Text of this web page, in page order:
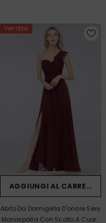
Vendita
AGGIUNGI AL CARRELLO
Abito Da Damigella D'onore Sexy
Monospalla Con Scollo A Cuore